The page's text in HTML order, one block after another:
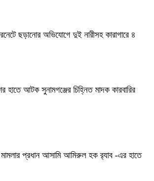
ছড়ানোর অভিযোগে দুই নারীসহ কারাগারে ৪
হাতে আটক সুনামগঞ্জের চিহ্নিত মাদক কারবারির
মামলার প্রধান আসামি আমিরুল হক র‌্যাব -এর হাতে